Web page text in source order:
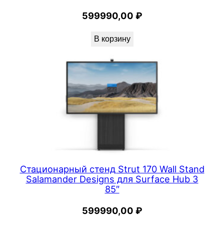
599990,00 ₽
В корзину
Стационарный стенд Strut 170 Wall Stand
Salamander Designs для Surface Hub 3
85″
599990,00 ₽